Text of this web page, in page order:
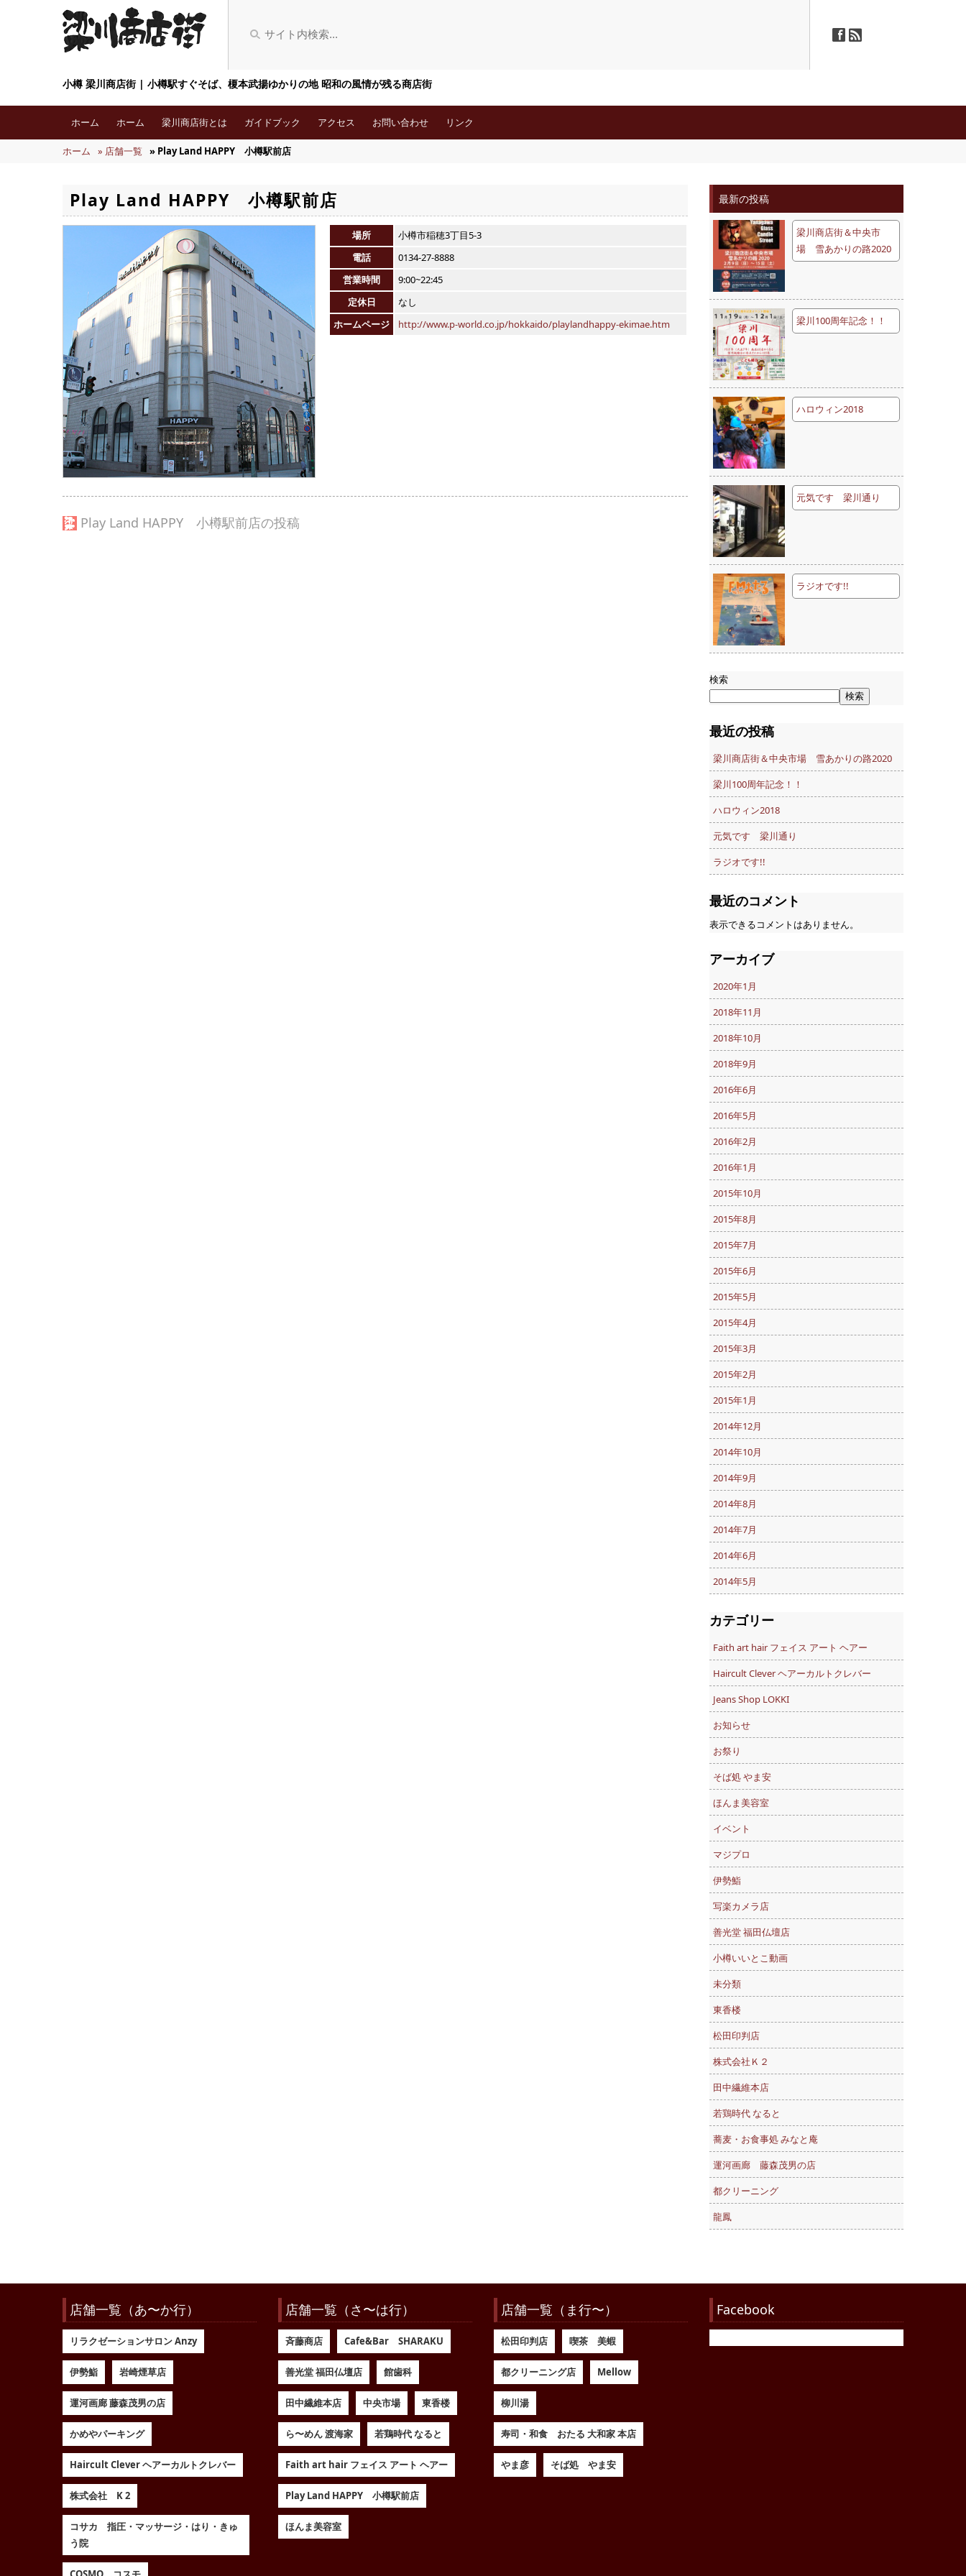
ä ñ
小樽 梁川商店街 | 小樽駅すぐそば、榎本武揚ゆかりの地 昭和の風情が残る商店街
ホーム ホーム 梁川商店街とは ガイドブック アクセス お問い合わせ リンク
ホーム » 店舗一覧 » Play Land HAPPY 小樽駅前店
Play Land HAPPY 小樽駅前店
場所
小樽市稲穂3丁目5-3
電話
0134-27-8888
営業時間
9:00~22:45
定休日
なし
ホームページ
http://www.p-world.co.jp/hokkaido/playlandhappy-ekimae.htm
Play Land HAPPY 小樽駅前店の投稿
最新の投稿
梁川商店街＆中央市
場 雪あかりの路2020
梁川100周年記念！！
ハロウィン2018
元気です 梁川通り
ラジオです!!
検索
検索
最近の投稿
梁川商店街＆中央市場 雪あかりの路2020
梁川100周年記念！！
ハロウィン2018
元気です 梁川通り
ラジオです!!
最近のコメント
表示できるコメントはありません。
アーカイブ
2020年1月
2018年11月
2018年10月
2018年9月
2016年6月
2016年5月
2016年2月
2016年1月
2015年10月
2015年8月
2015年7月
2015年6月
2015年5月
2015年4月
2015年3月
2015年2月
2015年1月
2014年12月
2014年10月
2014年9月
2014年8月
2014年7月
2014年6月
2014年5月
カテゴリー
Faith art hair フェイス アート ヘアー
Haircult Clever ヘアーカルトクレバー
Jeans Shop LOKKI
お知らせ
お祭り
そば処 やま安
ほんま美容室
イベント
マジプロ
伊勢鮨
写楽カメラ店
善光堂 福田仏壇店
小樽いいとこ動画
未分類
東香楼
松田印判店
株式会社Ｋ２
田中繊維本店
若鶏時代 なると
蕎麦・お食事処 みなと庵
運河画廊 藤森茂男の店
都クリーニング
龍鳳
店舗一覧（あ〜か行）
リラクゼーションサロン Anzy
伊勢鮨 岩崎煙草店
運河画廊 藤森茂男の店
かめやパーキング
Haircult Clever ヘアーカルトクレバー
株式会社 K 2
コサカ 指圧・マッサージ・はり・きゅ
う院
店舗一覧（さ〜は行）
斉藤商店 Cafe&Bar SHARAKU
善光堂 福田仏壇店 館歯科
田中繊維本店 中央市場 東香楼
ら〜めん 渡海家 若鶏時代 なると
Faith art hair フェイス アート ヘアー
Play Land HAPPY 小樽駅前店
ほんま美容室
店舗一覧（ま行〜）
松田印判店 喫茶 美蝦
都クリーニング店 Mellow
柳川湯
寿司・和食 おたる 大和家 本店
やま彦 そば処 やま安
Facebook